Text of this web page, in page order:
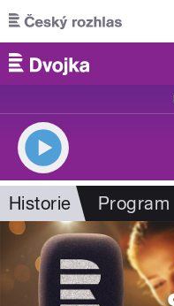
Přejít k hlavnímu obsahu
Historie Program